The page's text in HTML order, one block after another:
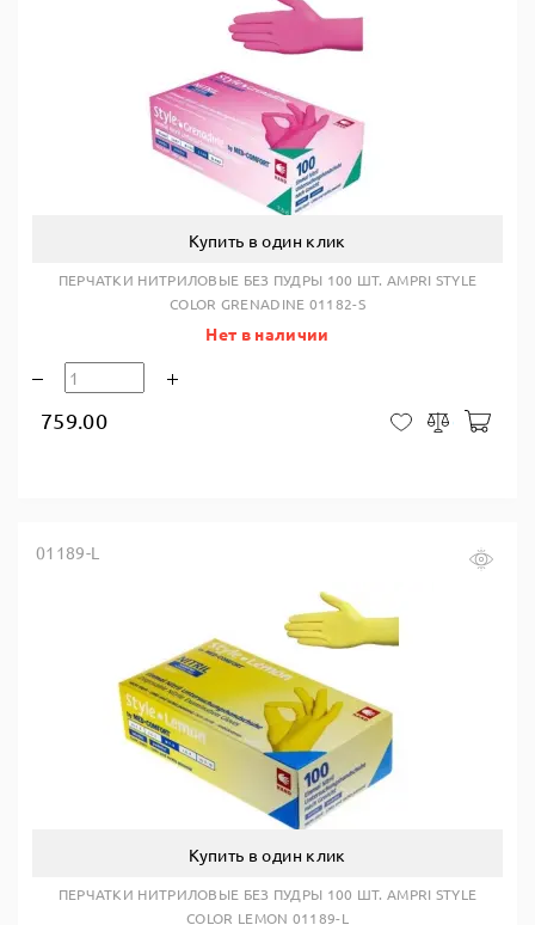
Купить в один клик
ПЕРЧАТКИ НИТРИЛОВЫЕ БЕЗ ПУДРЫ 100 ШТ. AMPRI STYLE
COLOR GRENADINE 01182-S
Нет в наличии
759.00 В закладки
Сравнить
01189-L
Купить в один клик
ПЕРЧАТКИ НИТРИЛОВЫЕ БЕЗ ПУДРЫ 100 ШТ. AMPRI STYLE
COLOR LEMON 01189-L